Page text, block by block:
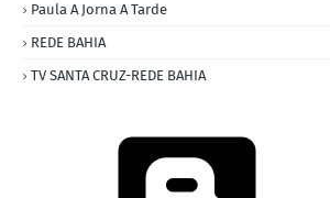
Paula A Jorna A Tarde
REDE BAHIA
TV SANTA CRUZ-REDE BAHIA